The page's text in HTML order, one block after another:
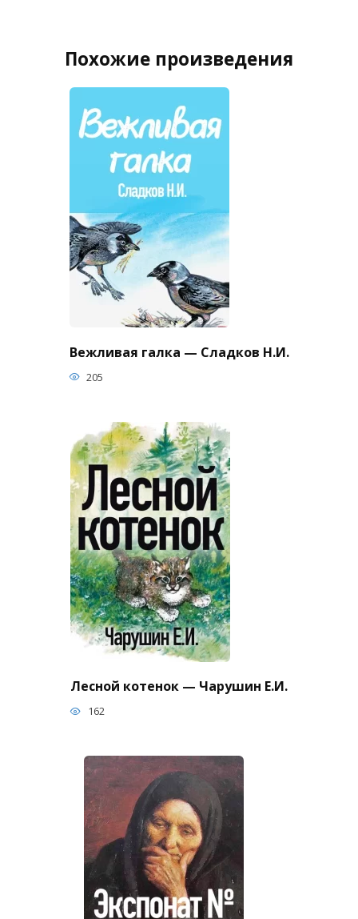
Похожие произведения
Вежливая галка — Сладков Н.И.
205
Лесной котенок — Чарушин Е.И.
162